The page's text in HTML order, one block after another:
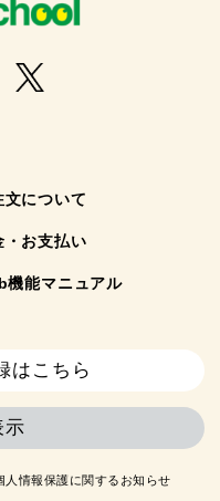
文について
・お支払い
機能マニュアル
はこちら
示
人情報保護に関するお知らせ